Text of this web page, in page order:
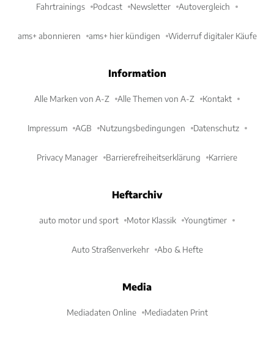
Fahrtrainings Podcast Newsletter Autovergleich
ams+ abonnieren ams+ hier kündigen Widerruf digitaler Käufe
Information
Alle Marken von A-Z Alle Themen von A-Z Kontakt
Impressum AGB Nutzungsbedingungen Datenschutz
Privacy Manager Barrierefreiheitserklärung Karriere
Heftarchiv
auto motor und sport Motor Klassik Youngtimer
Auto Straßenverkehr Abo & Hefte
Media
Mediadaten Online Mediadaten Print